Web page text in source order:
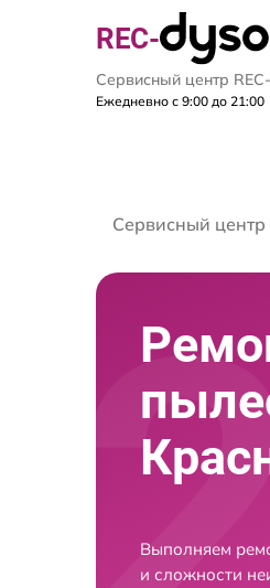
REC-
Сервисный центр
Ежедневно с 9:00 до 21:00
Сервисный центр
Выполняем
и сложности